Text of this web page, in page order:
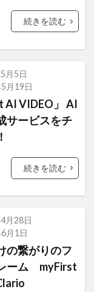
ドール
電子書籍
日
会
国大使館
アピシウス
QCY-Q11
シュークリーム
話
ラブコメディ
続きを読む
月5日
月19日
AI VIDEO」 AI
サービスをチ
続きを読む
月28日
月1日
の繋がりのフ
ーム myFirst